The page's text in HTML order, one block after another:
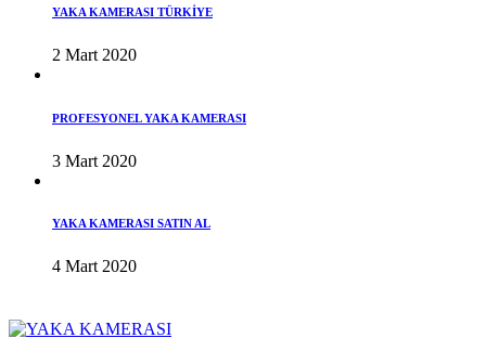
YAKA KAMERASI TÜRKİYE
2 Mart 2020
PROFESYONEL YAKA KAMERASI
3 Mart 2020
YAKA KAMERASI SATIN AL
4 Mart 2020